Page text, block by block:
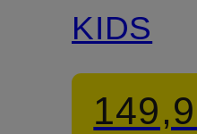
KIDS